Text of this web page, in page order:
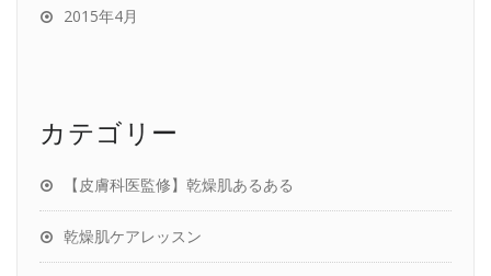
2015年4月
カテゴリー
【皮膚科医監修】乾燥肌あるある
乾燥肌ケアレッスン